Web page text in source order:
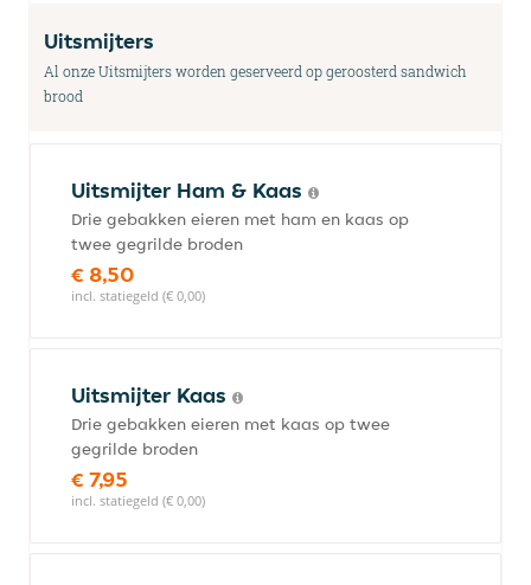
Uitsmijters
Al onze Uitsmijters worden geserveerd op geroosterd sandwich
brood
Uitsmijter Ham & Kaas
Drie gebakken eieren met ham en kaas op
twee gegrilde broden
€ 8,50
incl. statiegeld (€ 0,00)
Uitsmijter Kaas
Drie gebakken eieren met kaas op twee
gegrilde broden
€ 7,95
incl. statiegeld (€ 0,00)